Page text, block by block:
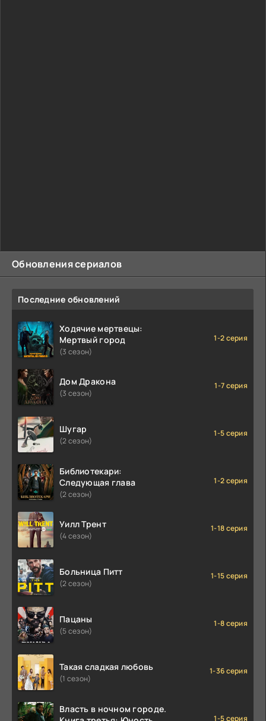
Обновления сериалов
Последние обновлений
Ходячие мертвецы:
Мертвый город
(3 сезон)
1-2 серия
Дом Дракона
(3 сезон)
1-7 серия
Шугар
(2 сезон)
1-5 серия
Библиотекари:
Следующая глава
(2 сезон)
1-2 серия
Уилл Трент
(4 сезон)
1-18 серия
Больница Питт
(2 сезон)
1-15 серия
Пацаны
(5 сезон)
1-8 серия
Такая сладкая любовь
(1 сезон)
1-36 серия
Власть в ночном городе.
1-5 серия